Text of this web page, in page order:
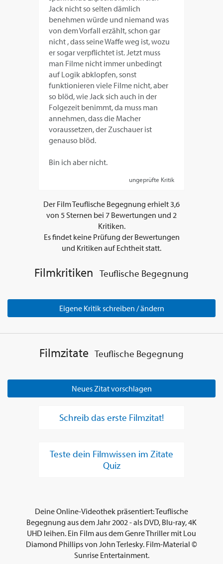
Jack nicht so selten dämlich
benehmen würde und niemand was
von dem Vorfall erzählt, schon gar
nicht , dass seine Waffe weg ist, wozu
er sogar verpflichtet ist. Jetzt muss
man Filme nicht immer unbedingt
auf Logik abklopfen, sonst
funktionieren viele Filme nicht, aber
so blöd, wie Jack sich auch in der
Folgezeit benimmt, da muss man
annehmen, dass die Macher
voraussetzen, der Zuschauer ist
genauso blöd.
Bin ich aber nicht.
ungeprüfte Kritik
Der FilmTeuflische Begegnung erhielt3,6
von 5Sternen bei 7 Bewertungen und 2
Kritiken.
Es findet keine Prüfung der Bewertungen
und Kritiken auf Echtheit statt.
Filmkritiken Teuflische Begegnung
Eigene Kritik schreiben / ändern
Filmzitate Teuflische Begegnung
Neues Zitat vorschlagen
Schreib das erste Filmzitat!
Teste dein Filmwissen im Zitate
Quiz
Deine Online-Videothek präsentiert: Teuflische
Begegnung aus dem Jahr 2002 - als DVD, Blu-ray, 4K
UHD leihen. Ein Film aus dem Genre Thriller mit Lou
Diamond Phillips von John Terlesky. Film-Material ©
Sunrise Entertainment.